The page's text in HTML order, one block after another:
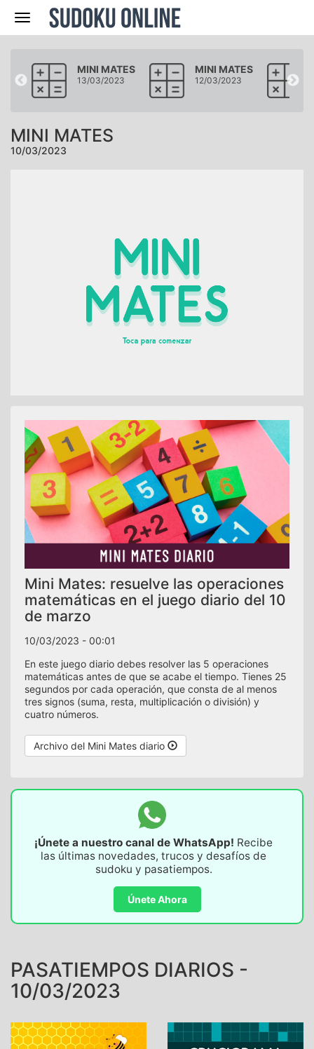
Navegación
MINI MATES
13/03/2023
MINI MATES
12/03/2023
MINI MATES
10/03/2023
Mini Mates: resuelve las operaciones
matemáticas en el juego diario del 10
de marzo
10/03/2023 - 00:01
En este juego diario debes resolver las 5 operaciones
matemáticas antes de que se acabe el tiempo. Tienes 25
segundos por cada operación, que consta de al menos
tres signos (suma, resta, multiplicación o división) y
cuatro números.
Archivo del Mini Mates diario
¡Únete a nuestro canal de WhatsApp! Recibe
las últimas novedades, trucos y desafíos de
sudoku y pasatiempos.
Únete Ahora
PASATIEMPOS DIARIOS -
10/03/2023